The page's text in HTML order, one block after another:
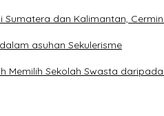
Sumatera dan Kalimantan,
asuhan Sekulerisme
Memilih Sekolah Swasta